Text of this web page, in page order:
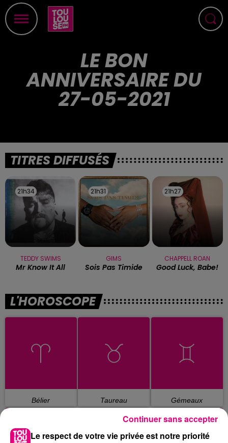
LE BON
ANNIVERSAIRE DU
27-05-2021
TITRES DIFFUSÉS
21h34
21h34
TEDDY SWIMS
Mr Know It All
21h31
21h31
GIMS
Sois Pas Timide
21h27
21h27
CHAPPELL ROAN
Good Luck, Babe!
L'HOROSCOPE
Bélier Taureau Gémeaux
Le respect de votre vie privée est notre priorité
Continuer sans accepter